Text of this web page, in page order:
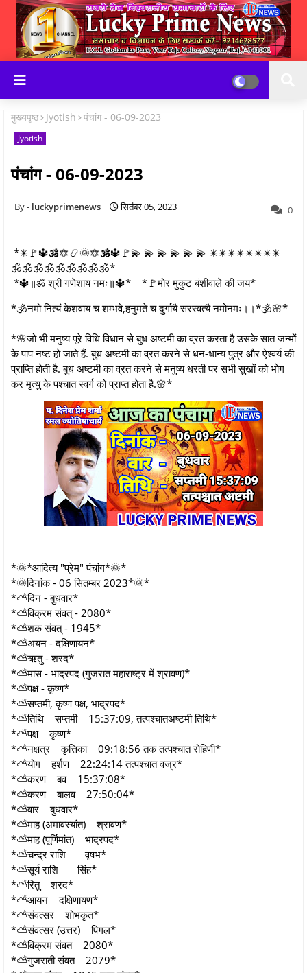
मुख्यपृष्ठ Jyotish पंचांग - 06-09-2023
Jyotish
पंचांग - 06-09-2023
luckyprimenews सितंबर 05, 2023 0
*✴️🚩🔱🕉️🔯📿🌞🔯🕉️🔱🚩💫 💫 💫 💫 💫 💫 ✴️✴️✴️✴️✴️✴️✴️✴️
🕉️🕉️🕉️🕉️🕉️🕉️🕉️🕉️🕉️*
*🔱॥ॐ श्री गणेशाय नमः॥🔱* *🚩मोर मुकुट बंशीवाले की जय*
*🕉नमो नित्यं केशवाय च शम्भवे,हनुमते च दुर्गायै सरस्वत्यै नमोनमः।।*🕉🌸*
*🌸जो भी मनुष्य पूरे विधि विधान से बुध अष्टमी का व्रत करता है उसके सात जन्मों
के पाप नष्ट हो जाते हैं. बुध अष्टमी का व्रत करने से धन-धान्य पुत्र और ऐश्वर्य की
प्राप्ति होती है. बुध अष्टमी का व्रत करने से मनुष्य धरती पर सभी सुखों को भोग
कर मृत्यु के पश्चात स्वर्ग को प्राप्त होता है.🌸*
*🌞*आदित्य "प्रेम" पंचांग*🌞*
*🌞दिनांक - 06 सितम्बर 2023*🌞*
*⛅दिन - बुधवार*
*⛅विक्रम संवत् - 2080*
*⛅शक संवत् - 1945*
*⛅अयन - दक्षिणायन*
*⛅ऋतु - शरद*
*⛅मास - भाद्रपद (गुजरात महाराष्ट्र में श्रावण)*
*⛅पक्ष - कृष्ण*
*⛅सप्तमी, कृष्ण पक्ष, भाद्रपद*
*⛅तिथि सप्तमी 15:37:09, तत्पश्चातअष्टमी तिथि*
*⛅पक्ष कृष्ण*
*⛅नक्षत्र कृत्तिका 09:18:56 तक तत्पश्चात रोहिणी*
*⛅योग हर्शण 22:24:14 तत्पश्चात वज्र*
*⛅करण बव 15:37:08*
*⛅करण बालव 27:50:04*
*⛅वार बुधवार*
*⛅माह (अमावस्यांत) श्रावण*
*⛅माह (पूर्णिमांत) भाद्रपद*
*⛅चन्द्र राशि वृषभ*
*⛅सूर्य राशि सिंह*
*⛅रितु शरद*
*⛅आयन दक्षिणायण*
*⛅संवत्सर शोभकृत*
*⛅संवत्सर (उत्तर) पिंगल*
*⛅विक्रम संवत 2080*
*⛅गुजराती संवत 2079*